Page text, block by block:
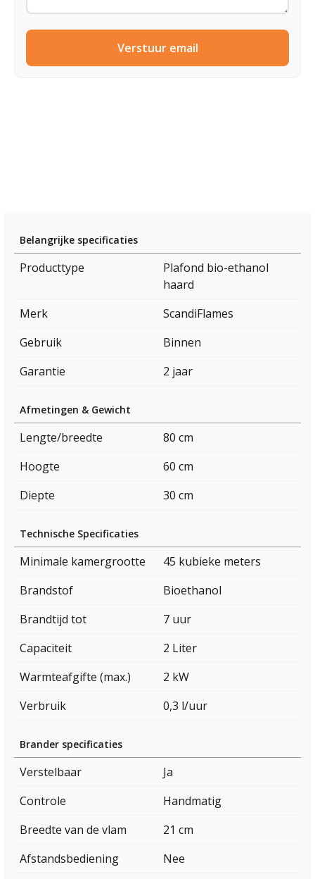
Verstuur email
Belangrijke specificaties
Producttype
Plafond bio-ethanol
haard
Merk
ScandiFlames
Gebruik
Binnen
Garantie
2 jaar
Afmetingen & Gewicht
Lengte/breedte
80 cm
Hoogte
60 cm
Diepte
30 cm
Technische Specificaties
Minimale kamergrootte
45 kubieke meters
Brandstof
Bioethanol
Brandtijd tot
7 uur
Capaciteit
2 Liter
Warmteafgifte (max.)
2 kW
Verbruik
0,3 l/uur
Brander specificaties
Verstelbaar
Ja
Controle
Handmatig
Breedte van de vlam
21 cm
Afstandsbediening
Nee